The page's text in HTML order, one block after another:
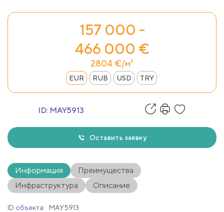
157 000 -
466 000 €
2804 €/м²
EUR RUB USD TRY
ID: MAY5913
Оставить заявку
Информация
Преимущества
Инфраструктура
Описание
ID объекта:
MAY5913